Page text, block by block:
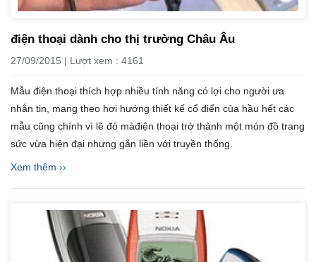
điện thoại dành cho thị trường Châu Âu
27/09/2015 | Lượt xem : 4161
Mẫu điện thoại thích hợp nhiều tính năng có lợi cho người ưa
nhắn tin, mang theo hơi hướng thiết kế cổ điển của hầu hết các
mẫu cũng chính vì lẽ đó màđiện thoại trở thành một món đồ trang
sức vừa hiện đại nhưng gắn liền với truyền thống.
Xem thêm ››